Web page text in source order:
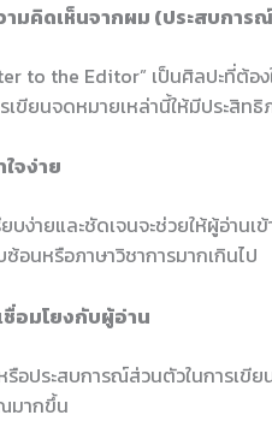
มคิดเห็นจากผม (ประสบการ
to the Editor” เป็นศิลปะที่ต้อ
เขียนจดหมายเหล่านี้ให้มีประสิท
ใจง่าย
ยบง่ายและชัดเจนจะช่วยให้ผู้อ่า
อนหรือภาษาวิชาการมากเกินไป
ชื่อมโยงกับผู้อ่าน
หรือประสบการณ์ส่วนตัวในการเ
มากขึ้น